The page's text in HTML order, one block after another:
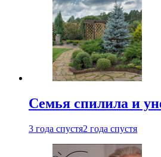
Семья спилила и
3 года спустя2 года спустя